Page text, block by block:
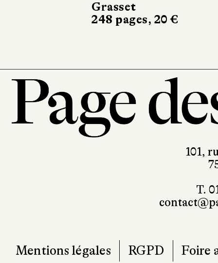
Grasset
248 pages, 20 €
101,
T.
Mentions légales RGPD Foire